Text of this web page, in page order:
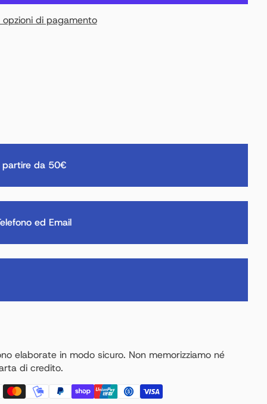
opzioni di pagamento
partire da 50€
ed Email
elaborate in modo sicuro. Non memorizziamo né
di credito.